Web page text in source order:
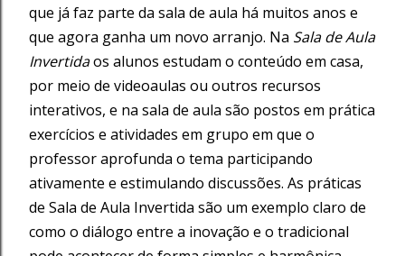
que já faz parte da sala de aula há muitos anos e
que agora ganha um novo arranjo. Na Sala de Aula
Invertidaos alunos estudam o conteúdo em casa,
por meio de videoaulas ou outros recursos
interativos, e na sala de aula são postos em prática
exercícios e atividades em grupo em que o
professor aprofunda o tema participando
ativamente e estimulando discussões. As práticas
de Sala de Aula Invertida são um exemplo claro de
como o diálogo entre a inovação e o tradicional